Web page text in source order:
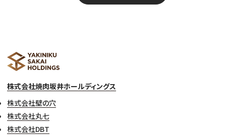
株式会社焼肉坂井ホールディングス
株式会社壁の穴
株式会社丸七
株式会社DBT